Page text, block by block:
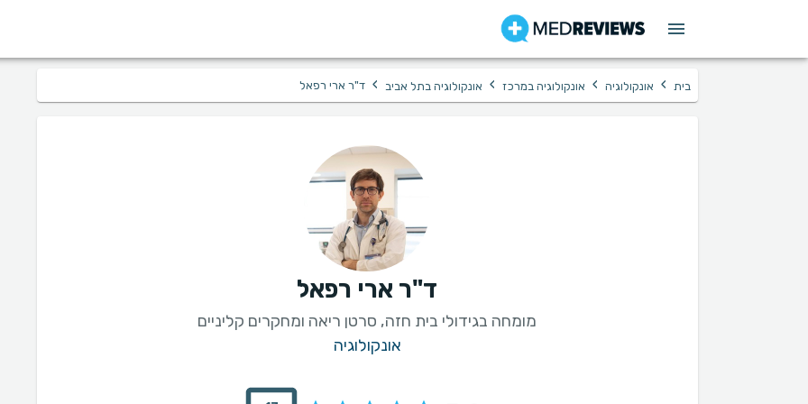
בית › אונקולוגיה › אונקולוגיה במרכז › אונקולוגיה בתל אביב › ד"ר ארי רפאל
ד"ר ארי רפאל
מומחה בגידולי בית חזה, סרטן ריאה ומחקרים קליניים
אונקולוגיה